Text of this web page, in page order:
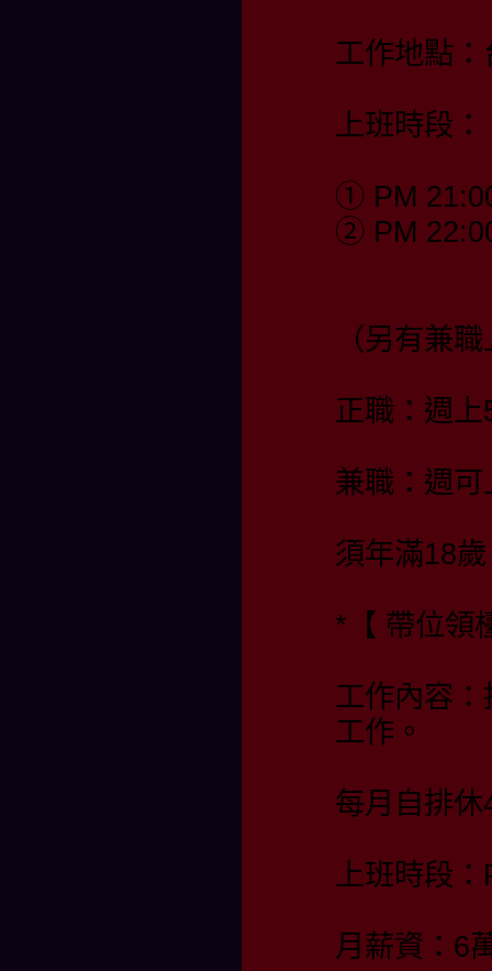
工作地點
上班時段：
① PM
② PM
（另有兼
正職：週
兼職：週
須年滿18歲
*【 帶位領
工作內容
工作。
每月自排休
上班時段
月薪資：6